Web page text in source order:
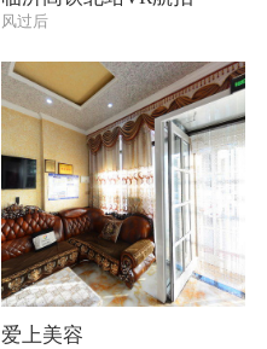
风过后
爱上美容